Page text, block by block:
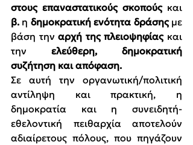
στους επαναστατικούς σκοπούς
β. η δημοκρατική ενότητα δράσης με
βάση την αρχή της πλειοψηφίας και
την ελεύθερη, δημοκρατική
συζήτηση και απόφαση.
Σε αυτή την οργανωτική/πολιτική
αντίληψη και πρακτική, η
δημοκρατία και η συνειδητή-
εθελοντική πειθαρχία αποτελούν
αδιαίρετους πόλους, που πηγάζουν